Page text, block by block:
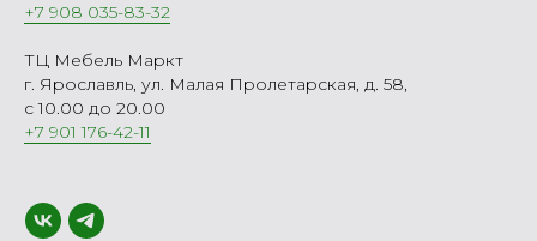
+7 908 035-83-32
ТЦ Мебель Маркт
г. Ярославль, ул. Малая Пролетарская, д. 58,
с 10.00 до 20.00
+7 901 176-42-11